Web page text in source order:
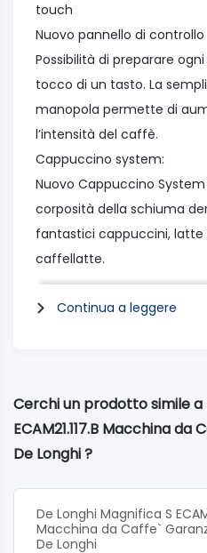
touch
Nuovo pannello di controllo
Possibilità di preparare
tocco di un tasto. La
manopola permette di
l’intensità del caffè.
Cappuccino system:
Nuovo Cappuccino
corposità della schiuma
fantastici cappuccini, latte
caffellatte.
Coperchio salva aroma:
Contenitore per caffè in
Peso (Kg): 9
Voltaggio/Frequenza
Potenza (W): 1450
Capacità contenitore
Capacità contenitore fondi
Continua a leggere
Cerchi un prodotto simile a
ECAM21.117.B Macchina
De Longhi ?
De Longhi Magnifica S
Macchina da Caffe`
De Longhi